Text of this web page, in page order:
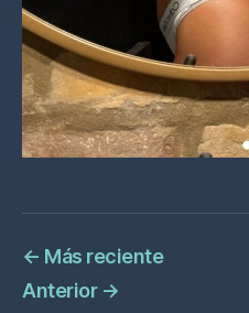
← Más reciente
Anterior →